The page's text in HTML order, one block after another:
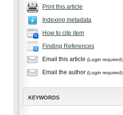
Print this article
Indexing metadata
How to cite item
Finding References
Email this article (Login required)
Email the author (Login required)
KEYWORDS